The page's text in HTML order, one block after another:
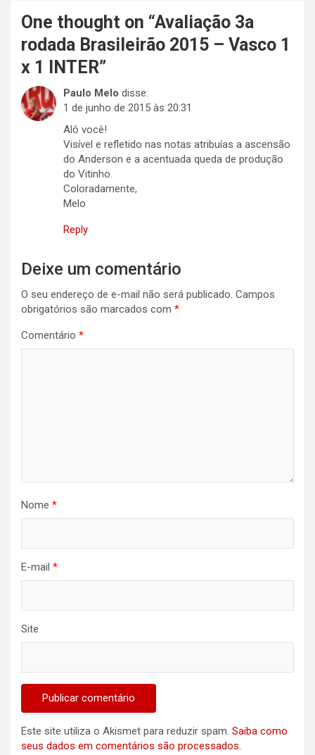
One thought on “Avaliação 3a
rodada Brasileirão 2015 – Vasco 1
x 1 INTER”
Paulo Melo disse:
1 de junho de 2015 às 20:31
Alô você!
Visível e refletido nas notas atribuías a ascensão
do Anderson e a acentuada queda de produção
do Vitinho.
Coloradamente,
Melo
Reply
Deixe um comentário
O seu endereço de e-mail não será publicado. Campos
obrigatórios são marcados com *
Comentário *
Nome *
E-mail *
Site
Este site utiliza o Akismet para reduzir spam. Saiba como
seus dados em comentários são processados